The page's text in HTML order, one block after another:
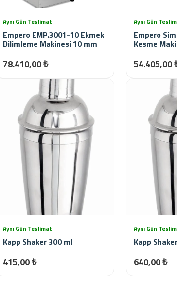
Aynı Gün Teslimat
Empero EMP.3001-10 Ekmek
Dilimleme Makinesi 10 mm
78.410,00 ₺
Aynı Gün
Empero
Kesme
54.405,00
Aynı Gün Teslimat
Kapp Shaker 300 ml
415,00 ₺
Aynı Gün
Kapp
640,00 ₺